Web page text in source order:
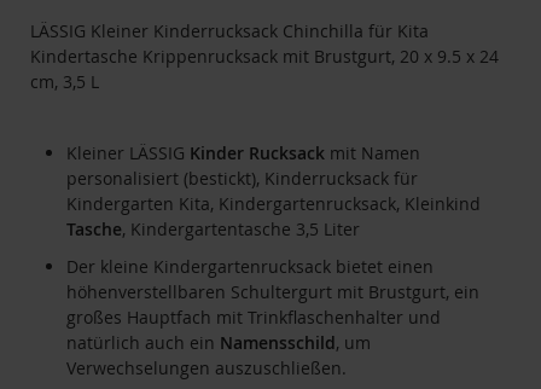
LÄSSIG Kleiner Kinderrucksack Chinchilla für Kita
Kindertasche Krippenrucksack mit Brustgurt, 20 x 9.5 x 24
cm, 3,5 L
Kleiner LÄSSIG Kinder Rucksack mit Namen
personalisiert (bestickt), Kinderrucksack für
Kindergarten Kita, Kindergartenrucksack, Kleinkind
Tasche, Kindergartentasche 3,5 Liter
Der kleine Kindergartenrucksack bietet einen
höhenverstellbaren Schultergurt mit Brustgurt, ein
großes Hauptfach mit Trinkflaschenhalter und
natürlich auch ein Namensschild, um
Verwechselungen auszuschließen.